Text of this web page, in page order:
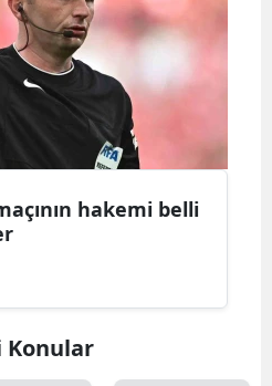
hakemi belli
Konular